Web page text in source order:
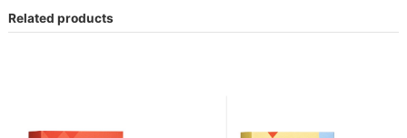
Related products